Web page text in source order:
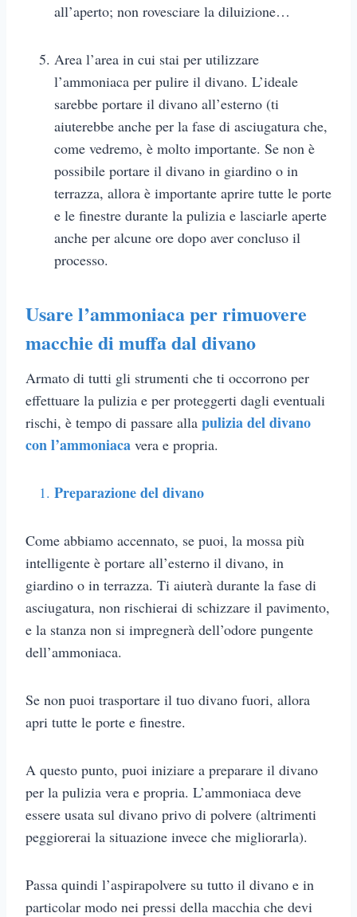
all’aperto; non rovesciare la diluizione…
Area l’area in cui stai per utilizzare
l’ammoniaca per pulire il divano. L’ideale
sarebbe portare il divano all’esterno (ti
aiuterebbe anche per la fase di asciugatura che,
come vedremo, è molto importante. Se non è
possibile portare il divano in giardino o in
terrazza, allora è importante aprire tutte le porte
e le finestre durante la pulizia e lasciarle aperte
anche per alcune ore dopo aver concluso il
processo.
Usare l’ammoniaca per rimuovere
macchie di muffa dal divano
Armato di tutti gli strumenti che ti occorrono per
effettuare la pulizia e per proteggerti dagli eventuali
rischi, è tempo di passare alla pulizia del divano
con l’ammoniaca vera e propria.
Preparazione del divano
Come abbiamo accennato, se puoi, la mossa più
intelligente è portare all’esterno il divano, in
giardino o in terrazza. Ti aiuterà durante la fase di
asciugatura, non rischierai di schizzare il pavimento,
e la stanza non si impregnerà dell’odore pungente
dell’ammoniaca.
Se non puoi trasportare il tuo divano fuori, allora
apri tutte le porte e finestre.
A questo punto, puoi iniziare a preparare il divano
per la pulizia vera e propria. L’ammoniaca deve
essere usata sul divano privo di polvere (altrimenti
peggiorerai la situazione invece che migliorarla).
Passa quindi l’aspirapolvere su tutto il divano e in
particolar modo nei pressi della macchia che devi